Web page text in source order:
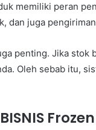
memiliki peran
dan juga
penting. Jika stok
Oleh sebab itu,